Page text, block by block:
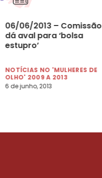
06/06/2013 – Comissão
dá aval para ‘bolsa
estupro’
NOTÍCIAS NO 'MULHERES DE
OLHO' 2009 A 2013
6 de junho, 2013